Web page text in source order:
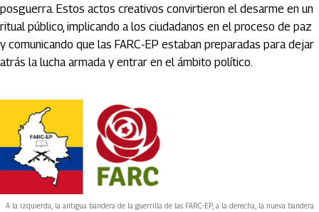
posguerra. Estos actos creativos convirtieron el desarme en un
ritual público, implicando a los ciudadanos en el proceso de paz
y comunicando que las FARC-EP estaban preparadas para dejar
atrás la lucha armada y entrar en el ámbito político.
A la izquierda, la antigua bandera de la guerrilla de las FARC-EP, a la derecha, la nueva bandera